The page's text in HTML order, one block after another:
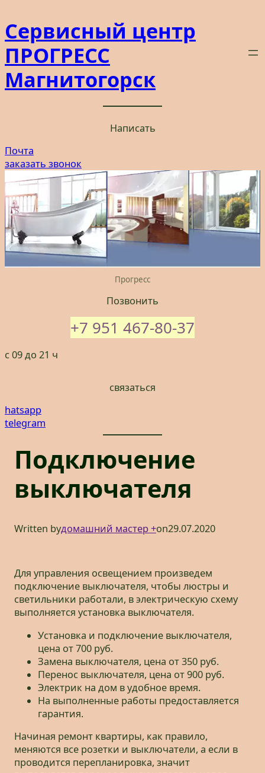
к
содержимому
Сервисный центр
ПРОГРЕСС
Магнитогорск
Написать
Почта
заказать звонок
Прогресс
Позвонить
+7 951 467-80-37
с 09 до 21 ч
связаться
hatsapp
telegram
Подключение
выключателя
Written byдомашний мастер +on29.07.2020
Для управления освещением произведем
подключение выключателя, чтобы люстры и
светильники работали, в электрическую схему
выполняется установка выключателя.
Установка и подключение выключателя,
цена от 700 руб.
Замена выключателя, цена от 350 руб.
Перенос выключателя, цена от 900 руб.
Электрик на дом в удобное время.
На выполненные работы предоставляется
гарантия.
Начиная ремонт квартиры, как правило,
меняются все розетки и выключатели, а если в
проводится перепланировка, значит